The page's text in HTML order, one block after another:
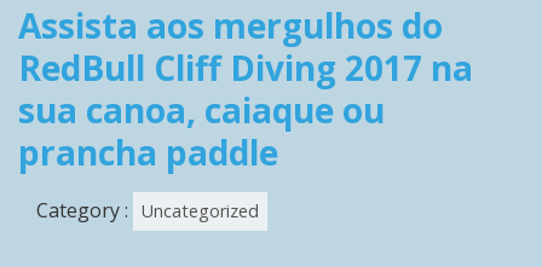
Assista aos mergulhos do
RedBull Cliff Diving 2017 na
sua canoa, caiaque ou
prancha paddle
Category : Uncategorized